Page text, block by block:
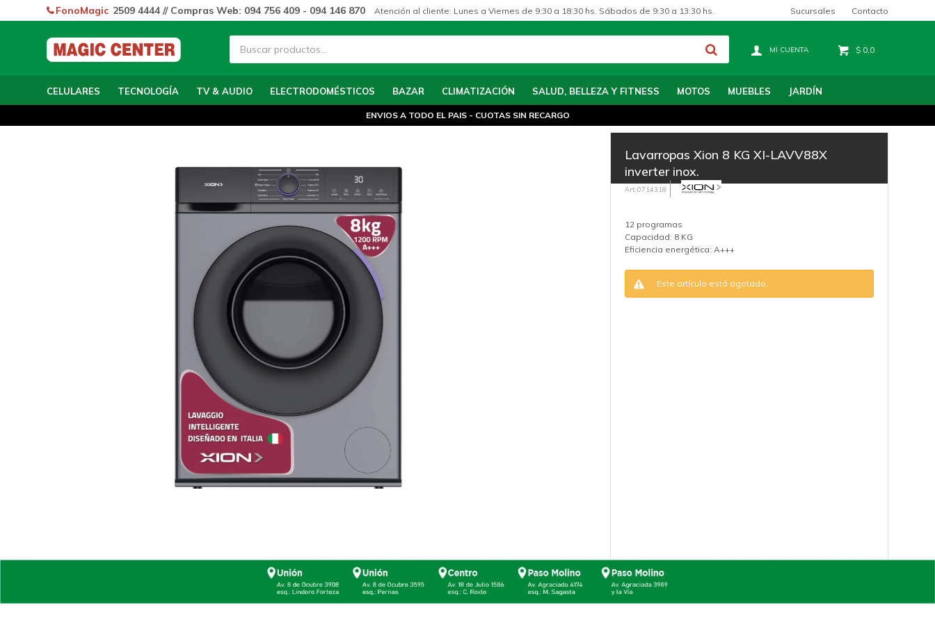
CELULARES TECNOLOGÍA TV & AUDIO ELECTRODOMÉSTICOS BAZAR CLIMATIZACIÓN SALUD, BELLEZA Y FITNESS MOTOS MUEBLES JARDÍN
$ 0,0
FonoMagic 2509 4444 // Compras Web: 094 756 409 - 094 146 870 Atención al cliente: Lunes a Viernes de 9:30 a 18:30 hs. Sábados de 9:30 a 13:30 hs. Sucursales Contacto
ENVIOS A TODO EL PAIS - CUOTAS SIN RECARGO
Lavarropas Xion 8 KG XI-LAVV88X
inverter inox.
0714318
12 programas
Capacidad: 8 KG
Eficiencia energética: A+++
Este artículo está agotado.